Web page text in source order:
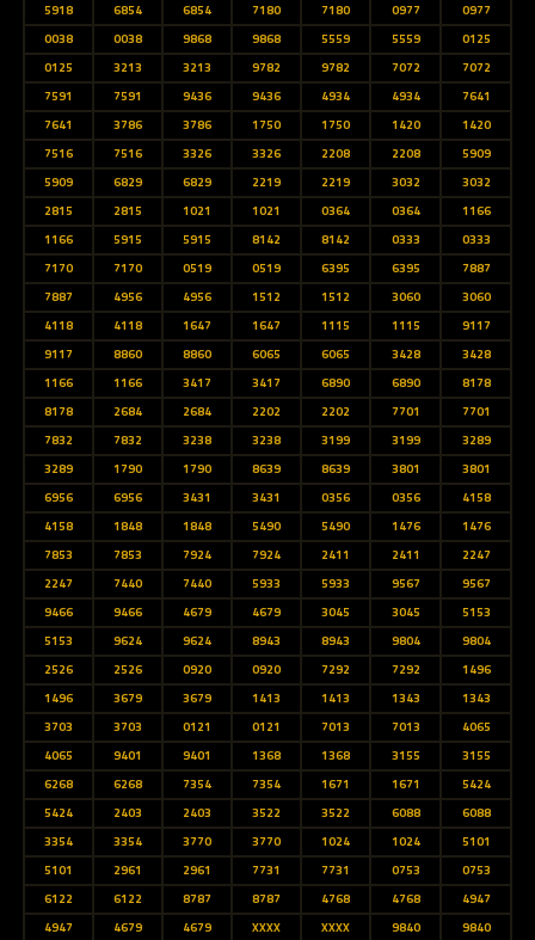
5918
6854 6854 7180 7180 0977
0977
0038
0038 9868 9868 5559 5559
0125
0125
3213 3213 9782 9782 7072
7072
7591
7591 9436 9436 4934 4934
7641
7641
3786 3786 1750 1750 1420
1420
7516
7516 3326 3326 2208 2208
5909
5909
6829 6829 2219 2219 3032
3032
2815
2815 1021 1021 0364 0364
1166
1166
5915 5915 8142 8142 0333
0333
7170
7170 0519 0519 6395 6395
7887
7887
4956 4956 1512 1512 3060
3060
4118
4118 1647 1647 1115 1115
9117
9117
8860 8860 6065 6065 3428
3428
1166
1166 3417 3417 6890 6890
8178
8178
2684 2684 2202 2202 7701
7701
7832
7832 3238 3238 3199 3199
3289
3289
1790 1790 8639 8639 3801
3801
6956
6956 3431 3431 0356 0356
4158
4158
1848 1848 5490 5490 1476
1476
7853
7853 7924 7924 2411 2411
2247
2247
7440 7440 5933 5933 9567
9567
9466
9466 4679 4679 3045 3045
5153
5153
9624 9624 8943 8943 9804
9804
2526
2526 0920 0920 7292 7292
1496
1496
3679 3679 1413 1413 1343
1343
3703
3703 0121 0121 7013 7013
4065
4065
9401 9401 1368 1368 3155
3155
6268
6268 7354 7354 1671 1671
5424
5424
2403 2403 3522 3522 6088
6088
3354
3354 3770 3770 1024 1024
5101
5101
2961 2961 7731 7731 0753
0753
6122
6122 8787 8787 4768 4768
4947
4947
4679 4679 XXXX XXXX 9840
9840